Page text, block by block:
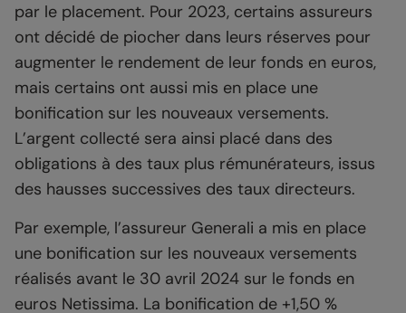
par le placement. Pour 2023, certains assureurs
ont décidé de piocher dans leurs réserves pour
augmenter le rendement de leur fonds en euros,
mais certains ont aussi mis en place une
bonification sur les nouveaux versements.
L’argent collecté sera ainsi placé dans des
obligations à des taux plus rémunérateurs, issus
des hausses successives des taux directeurs.
Par exemple, l’assureur Generali a mis en place
une bonification sur les nouveaux versements
réalisés avant le 30 avril 2024 sur le fonds en
euros Netissima. La bonification de +1,50 %